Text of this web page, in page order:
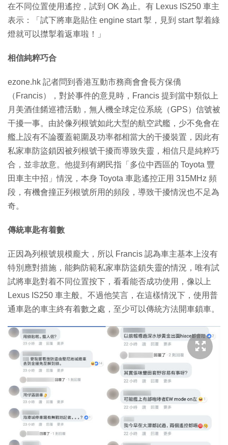
在不同位置使用遙控，試到 OK 為止。有 Lexus IS250 車主
表示：「試下將車匙貼住 engine start 掣，見到 start 掣着綠
燈就可以㩒掣着返車啦！」
相信純粹巧合
ezone.hk 記者問到香港互動市務商會會長方保僑
（Francis），對於事件的意見時，Francis 提到當中類似上
月美酒佳餚巡禮活動，無人機全球定位系統（GPS）信號被
干擾一事。由於像列根號如此大型的航空武艦，少不免會在
艦上設有不論覆蓋範圍及功率都相當大的干擾裝置，因此有
私家車防盜鎖因被列根號干擾而導致失靈，相信只是純粹巧
合，並非故意。他提到有網民指「多位中西區的 Toyota 豐
田車主中招」情況，本身 Toyota 車匙遙控正用 315MHz 頻
段，有機會撞正列根號所用的頻段，導致干擾情況也不足為
奇。
傳統車匙有着數
正因為列根號規模龐大，所以 Francis 認為車主基本上沒有
特別應對措施，能夠防範私家車防盜鎖失靈的情況，唯有試
試將車匙對着不同位置按下，看看能否成功使用，像以上
Lexus IS250 車主般。不過他笑言，在這樣情況下，使用普
通車匙的車主終有着數之處，至少可以傳統方法開車鎖車。